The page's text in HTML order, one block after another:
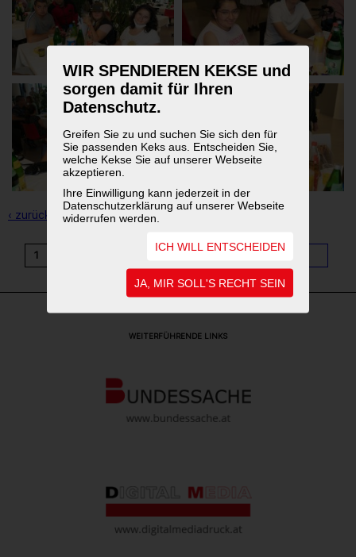
WIR SPENDIEREN KEKSE und
sorgen damit für Ihren
Datenschutz.
Greifen Sie zu und suchen Sie sich den für
Sie passenden Keks aus. Entscheiden Sie,
welche Kekse Sie auf unserer Webseite
akzeptieren.
Ihre Einwilligung kann jederzeit in der
Datenschutzerklärung auf unserer Webseite
widerrufen werden.
ICH WILL ENTSCHEIDEN
JA, MIR SOLL'S RECHT SEIN
‹ zurück zur Übersicht
1
WEITERFÜHRENDE LINKS